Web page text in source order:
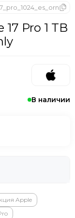
В наличии
Pro 1 TB
Apple